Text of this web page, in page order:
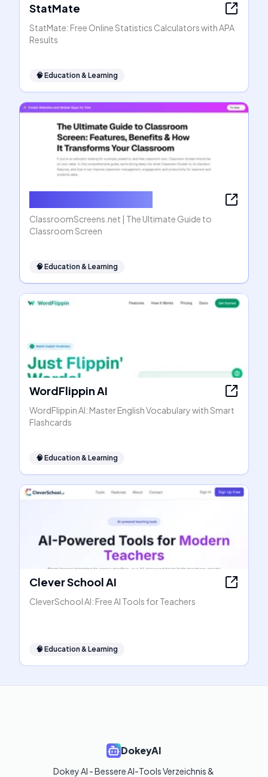
StatMate
StatMate: Free Online Statistics Calculators with APA
Results
🧠 Education & Learning
ClassroomScreens.net | The Ultimate Guide to
Classroom Screen
🧠 Education & Learning
WordFlippin AI
WordFlippin AI: Master English Vocabulary with Smart
Flashcards
🧠 Education & Learning
Clever School AI
CleverSchool AI: Free AI Tools for Teachers
🧠 Education & Learning
DokeyAI
Dokey AI - Bessere AI-Tools Verzeichnis &